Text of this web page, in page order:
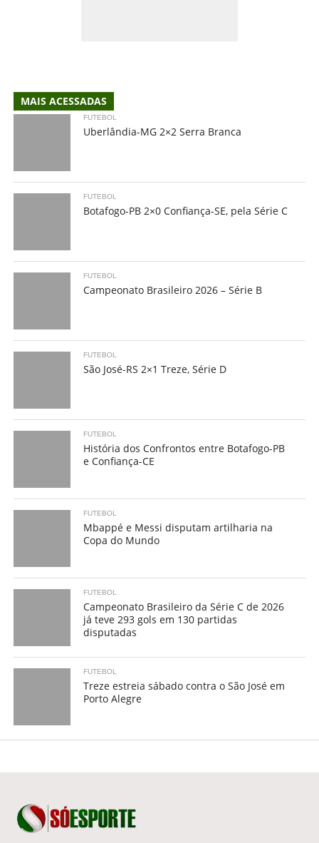
MAIS ACESSADAS
FUTEBOL
Uberlândia-MG 2×2 Serra Branca
FUTEBOL
Botafogo-PB 2×0 Confiança-SE, pela Série C
FUTEBOL
Campeonato Brasileiro 2026 – Série B
FUTEBOL
São José-RS 2×1 Treze, Série D
FUTEBOL
História dos Confrontos entre Botafogo-PB
e Confiança-CE
FUTEBOL
Mbappé e Messi disputam artilharia na
Copa do Mundo
FUTEBOL
Campeonato Brasileiro da Série C de 2026
já teve 293 gols em 130 partidas
disputadas
FUTEBOL
Treze estreia sábado contra o São José em
Porto Alegre